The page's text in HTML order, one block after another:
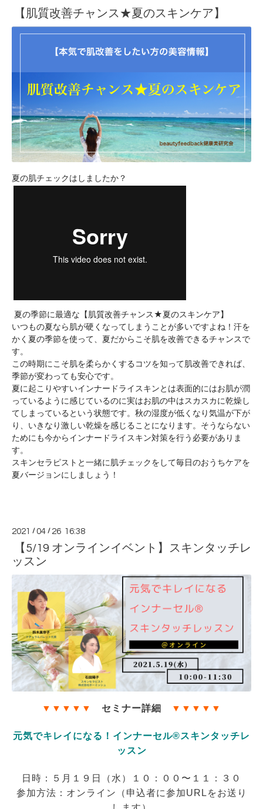
【肌質改善チャンス★夏のスキンケア】
いつもの夏なら肌が硬くなってしまうことが多いですよね！汗を
かく夏の季節を使って、夏だからこそ肌を改善できるチャンスで
す。
この時期にこそ肌を柔らかくするコツを知って肌改善できれば、
季節が変わっても安心です。
夏に起こりやすいインナードライスキンとは表面的にはお肌が潤
っているように感じているのに実はお肌の中はスカスカに乾燥し
てしまっているという状態です。秋の湿度が低くなり気温が下が
り、いきなり激しい乾燥を感じることになります。そうならない
ためにも今からインナードライスキン対策を行う必要がありま
す。
スキンセラピストと一緒に肌チェックをして毎日のおうちケアを
2021 /04 / 26 16:38
【5/19 オンラインイベント】スキンタッチレ
ッスン
▼ ▼ ▼ ▼ ▼ セミナー詳細 ▼ ▼ ▼ ▼ ▼
元気でキレイになる！インナーセル®︎スキンタッチレ
ッスン
日時：５月１９日（水）１０：００〜１１：３０
参加方法：オンライン（申込者に参加URLをお送り